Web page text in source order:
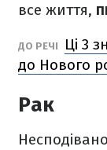
все життя,
ДО РЕЧІ
Ці 3
до Нового
Рак